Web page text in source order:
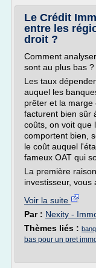
Le Crédit
entre les
droit ?
Comment
sont au plus bas ?
Les taux
auquel les
prêter et la marge
facturent bien sûr
coûts, on voit que
comportent bien,
le coût auquel
fameux OAT qui
La première
investisseur, vous
Voir la suite
Par : Nexity -
Thèmes liés :
bas pour un pret